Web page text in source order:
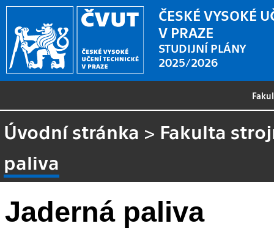
ČESKÉ VYSOKÉ
V PRAZE
STUDIJNÍ PLÁNY
2025/2026
Úvodní stránka > Fakulta
paliva
Jaderná paliva